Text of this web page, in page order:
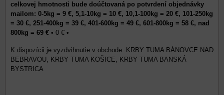
celkovej hmotnosti bude doúčtovaná po potvrdení objednávky
mailom: 0-5kg = 9 €, 5,1-10kg = 10 €, 10,1-100kg = 20 €, 101-250kg
= 30 €, 251-400kg = 39 €, 401-600kg = 49 €, 601-800kg = 58 €, nad
800kg = 69 € • 0 € •
KRBY TUMA BÁNOVCE NAD
BEBRAVOU, KRBY TUMA KOŠICE, KRBY TUMA BANSKÁ
BYSTRICA